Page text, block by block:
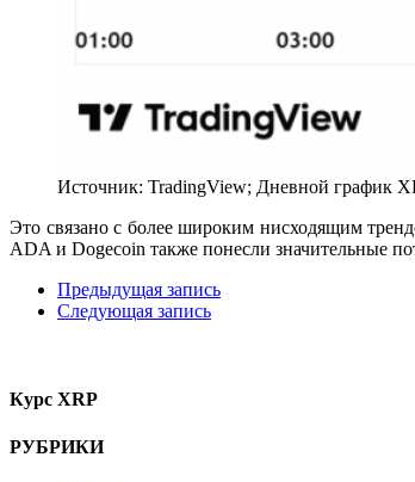
Источник: TradingView; Дневной график
Это связано с более широким нисходящим
ADA и Dogecoin также понесли значительные
Предыдущая запись
Следующая запись
Курс XRP
РУБРИКИ